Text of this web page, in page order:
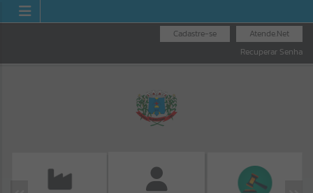
Atende.Net
Cadastre-se
Recuperar Senha